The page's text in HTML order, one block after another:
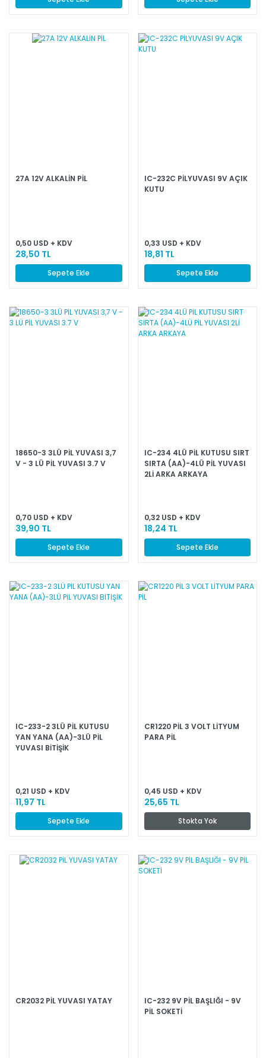
27A 12V ALKALİN PİL
0,50 USD + KDV
28,50 TL
Sepete Ekle
IC-232C PİLYUVASI 9V AÇIK
KUTU
0,33 USD + KDV
18,81 TL
Sepete Ekle
18650-3 3LÜ PİL YUVASI 3,7
V - 3 LÜ PİL YUVASI 3.7 V
0,70 USD + KDV
39,90 TL
Sepete Ekle
IC-234 4LÜ PİL KUTUSU SIRT
SIRTA (AA)-4LÜ PİL YUVASI
2Lİ ARKA ARKAYA
0,32 USD + KDV
18,24 TL
Sepete Ekle
IC-233-2 3LÜ PİL KUTUSU
YAN YANA (AA)-3LÜ PİL
YUVASI BİTİŞİK
0,21 USD + KDV
11,97 TL
Sepete Ekle
CR1220 PİL 3 VOLT LİTYUM
PARA PİL
0,45 USD + KDV
25,65 TL
Stokta Yok
CR2032 PİL YUVASI YATAY
IC-232 9V PİL BAŞLIĞI - 9V
PİL SOKETİ